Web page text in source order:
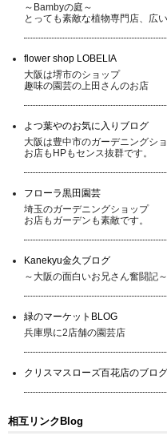
～Bambyの庭～
とっても素敵な植物専門店、広
flower shop LOBELIA
大阪は堺市のショップ
趣味の園芸の上田さんのお店
よつ葉やのお気に入りブログ
大阪は豊中市のガーデニングシ
お店もHPもセンス抜群です。
フローラ黒田園芸
埼玉のガーデニングショップ
お店もガーデンも素敵です。
Kanekyu金久ブログ
～大阪の面白いお兄さん奮闘記～
緑のマーケットBLOG
兵庫県に2店舗の園芸店
クリスマスローズ百花店のブログ
相互リンクBlog